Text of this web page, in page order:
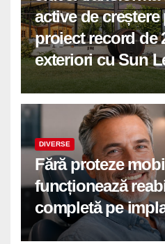
active de
proiect record de
exteriori cu Sun
DIVERSE
Fără proteze
funcționează
completă pe